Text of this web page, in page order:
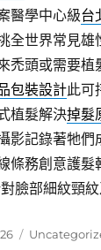
醫學中心級台
全世界常見雄
禿頭或需要植
包裝設計此可
植髮解決掉髮
影記錄著牠們
條務創意護髮
臉部細紋頸
分